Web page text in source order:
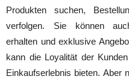
Produkten suchen,
verfolgen. Sie können
erhalten und exklusive
kann die Loyalität der
Einkaufserlebnis bieten. Aber